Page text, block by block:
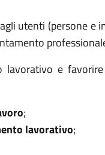
utenti (persone e
lavorativo e
;
lavorativo;